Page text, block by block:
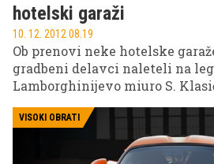
hotelski garaži
10. 12. 2012 08.19
Ob prenovi neke hotelske
gradbeni delavci naleteli na
Lamborghinijevo miuro S.
VISOKI OBRATI